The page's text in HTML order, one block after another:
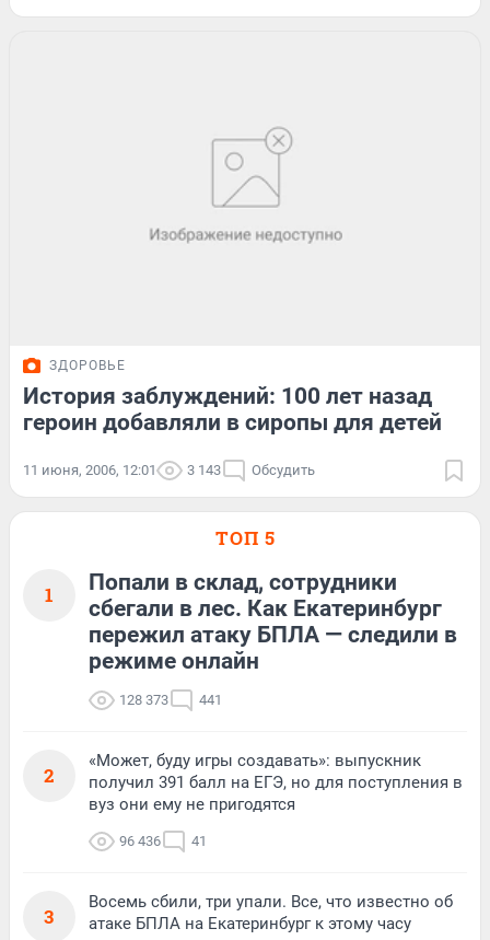
ЗДОРОВЬЕ
История заблуждений: 100 лет назад
героин добавляли в сиропы для детей
11 июня, 2006, 12:01 3 143 Обсудить
ТОП 5
1
Попали в склад, сотрудники
сбегали в лес. Как Екатеринбург
пережил атаку БПЛА — следили в
режиме онлайн
128 373 441
2
«Может, буду игры создавать»: выпускник
получил 391 балл на ЕГЭ, но для поступления в
вуз они ему не пригодятся
96 436 41
3
Восемь сбили, три упали. Все, что известно об
атаке БПЛА на Екатеринбург к этому часу